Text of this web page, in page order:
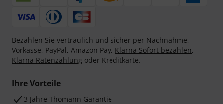
Bezahlen Sie vertraulich und sicher per Nachnahme,
Vorkasse, PayPal, Amazon Pay, Klarna Sofort bezahlen,
Klarna Ratenzahlung oder Kreditkarte.
Ihre Vorteile
3 Jahre Thomann Garantie